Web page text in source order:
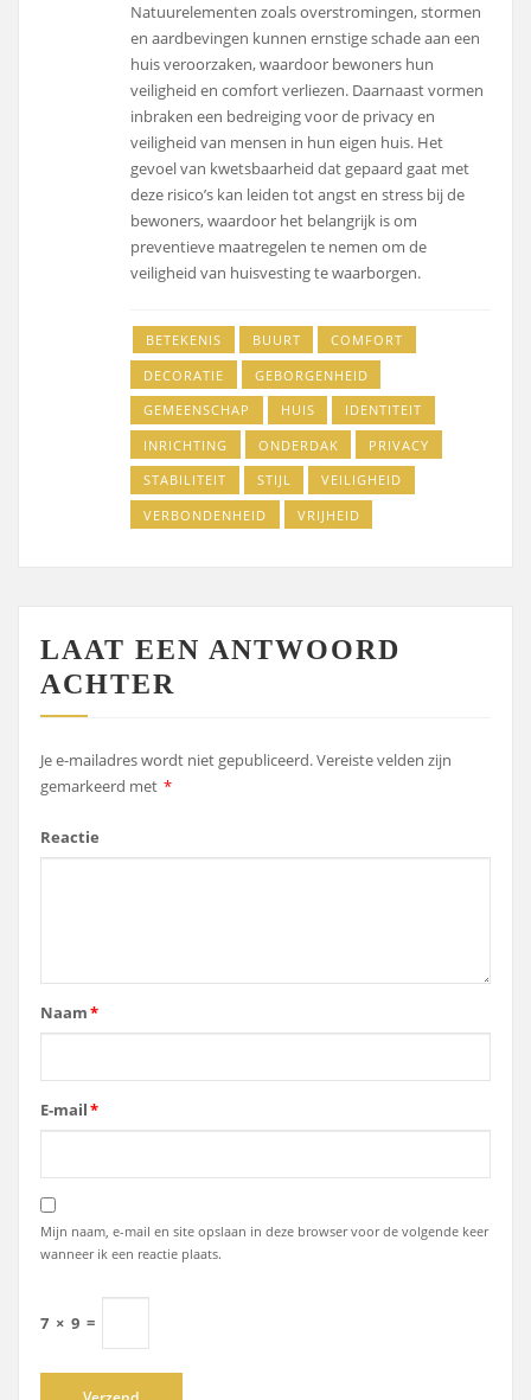
Natuurelementen zoals overstromingen, stormen
en aardbevingen kunnen ernstige schade aan een
huis veroorzaken, waardoor bewoners hun
veiligheid en comfort verliezen. Daarnaast vormen
inbraken een bedreiging voor de privacy en
veiligheid van mensen in hun eigen huis. Het
gevoel van kwetsbaarheid dat gepaard gaat met
deze risico’s kan leiden tot angst en stress bij de
bewoners, waardoor het belangrijk is om
preventieve maatregelen te nemen om de
veiligheid van huisvesting te waarborgen.
BETEKENIS BUURT
COMFORT
DECORATIE
GEBORGENHEID
GEMEENSCHAP
HUIS
IDENTITEIT
INRICHTING
ONDERDAK
PRIVACY
STABILITEIT
STIJL
VEILIGHEID
VERBONDENHEID
VRIJHEID
LAAT EEN ANTWOORD
ACHTER
Je e-mailadres wordt niet gepubliceerd.Vereiste velden zijn
gemarkeerd met *
Reactie
Naam*
E-mail*
Mijn naam, e-mail en site opslaan in deze browser voor de volgende keer
wanneer ik een reactie plaats.
7 × 9 =